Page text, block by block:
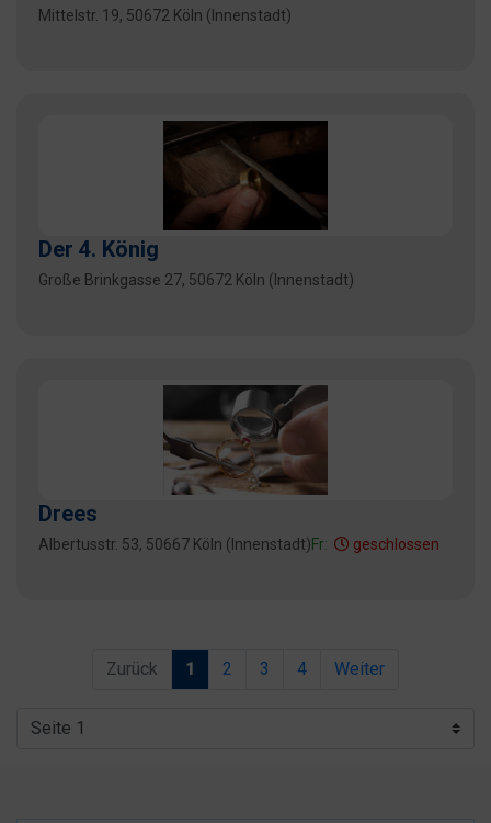
Mittelstr. 19, 50672 Köln (Innenstadt)
Der 4. König
Große Brinkgasse 27, 50672 Köln (Innenstadt)
Drees
Albertusstr. 53, 50667 Köln (Innenstadt)Fr: geschlossen
Zurück 1 2 3 4 Weiter